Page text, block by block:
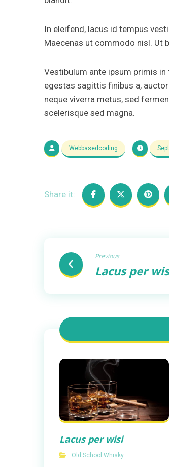
In eleifend, lacus id tempus
Maecenas ut commodo nisl. Ut
Vestibulum ante ipsum primis
egestas sagittis finibus a,
neque viverra metus, sed
scelerisque sed magna.
Webbasedcoding
Previous
Lacus per
Lacus per wisi
Old School Whisky